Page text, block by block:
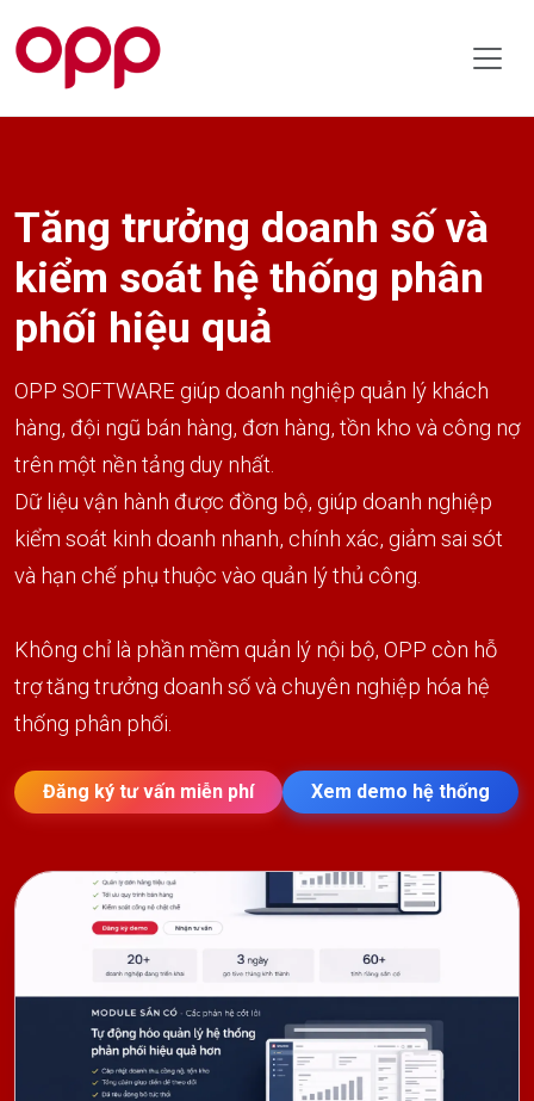
Tăng trưởng doanh số và
kiểm soát hệ thống phân
phối hiệu quả
OPP SOFTWARE giúp doanh nghiệp quản lý khách
hàng, đội ngũ bán hàng, đơn hàng, tồn kho và công nợ
trên một nền tảng duy nhất.
Dữ liệu vận hành được đồng bộ, giúp doanh nghiệp
kiểm soát kinh doanh nhanh, chính xác, giảm sai sót
và hạn chế phụ thuộc vào quản lý thủ công.
Không chỉ là phần mềm quản lý nội bộ, OPP còn hỗ
trợ tăng trưởng doanh số và chuyên nghiệp hóa hệ
thống phân phối.
Đăng ký tư vấn miễn phí Xem demo hệ thống